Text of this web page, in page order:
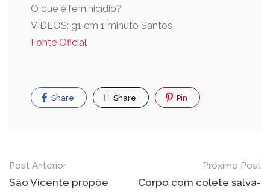
O que é feminicídio?
VÍDEOS: g1 em 1 minuto Santos
Fonte Oficial
Share Share Pin
Post Anterior
São Vicente propõe
Próximo Post
Corpo com colete salva-